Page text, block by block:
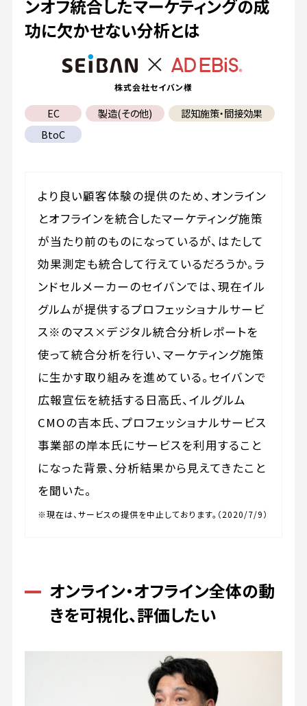
ンオフ統合したマーケティングの成
功に欠かせない分析とは
株式会社セイバン様
EC 製造(その他)
認知施策・間接効果
BtoC
より良い顧客体験の提供のため、オンライン
とオフラインを統合したマーケティング施策
が当たり前のものになっているが、はたして
効果測定も統合して行えているだろうか。ラ
ンドセルメーカーのセイバンでは、現在イル
グルムが提供するプロフェッショナルサービ
ス※のマス×デジタル統合分析レポートを
使って統合分析を行い、マーケティング施策
に生かす取り組みを進めている。セイバンで
広報宣伝を統括する日高氏、イルグルム
CMOの吉本氏、プロフェッショナルサービス
事業部の岸本氏にサービスを利用すること
になった背景、分析結果から見えてきたこと
を聞いた。
※現在は、サービスの提供を中止しております。（2020/7/9）
オンライン・オフライン全体の動
きを可視化、評価したい